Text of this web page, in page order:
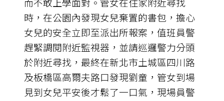
時，在公園內發現女兒棄置的書包，擔心
女兒的安全立即至派出所報案，值班員警
趕緊調閱附近監視器，並請巡邏警力分頭
於附近尋找，最終在新北市土城區四川路
及板橋區高爾夫路口發現劉童，管女到場
見到女兒平安後才鬆了一口氣，現場員警